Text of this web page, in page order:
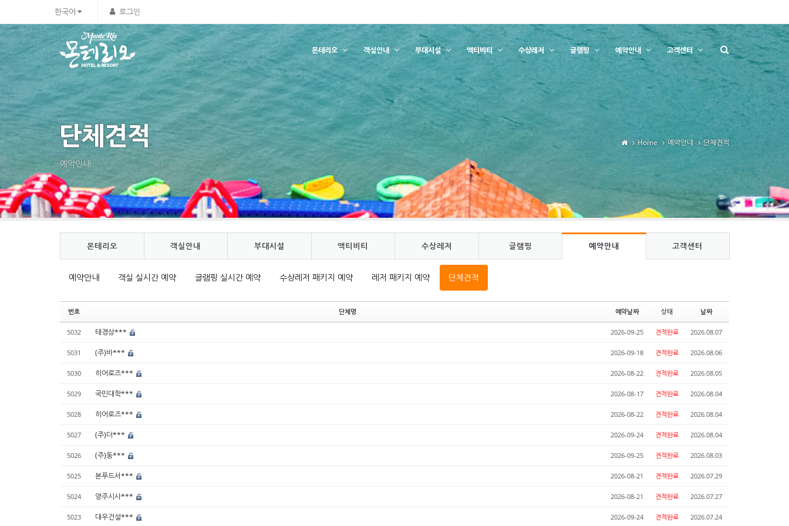
한국어 로그인
몬테리오 객실안내 부대시설 액티비티 수상레저 글램핑 예약안내 고객센터
단체견적
예약안내
Home 예약안내 단체견적
몬테리오 객실안내 부대시설 액티비티 수상레저 글램핑 예약안내 고객센터
예약안내 객실 실시간 예약 글램핑 실시간 예약 수상레저 패키지 예약 레저 패키지 예약 단체견적
번호 단체명 예약날짜 상태 날짜
5032 태경상*** 2026-09-25 견적완료 2026.08.07
5031 (주)바*** 2026-09-18 견적완료 2026.08.06
5030 히어로즈*** 2026-08-22 견적완료 2026.08.05
5029 국민대학*** 2026-08-17 견적완료 2026.08.04
5028 히어로즈*** 2026-08-22 견적완료 2026.08.04
5027 (주)더*** 2026-09-24 견적완료 2026.08.04
5026 (주)동*** 2026-09-25 견적완료 2026.08.03
5025 본푸드서*** 2026-08-21 견적완료 2026.07.29
5024 양주시사*** 2026-08-21 견적완료 2026.07.27
5023 대우건설*** 2026-09-24 견적완료 2026.07.24
Sketchbook5, 스케치북5